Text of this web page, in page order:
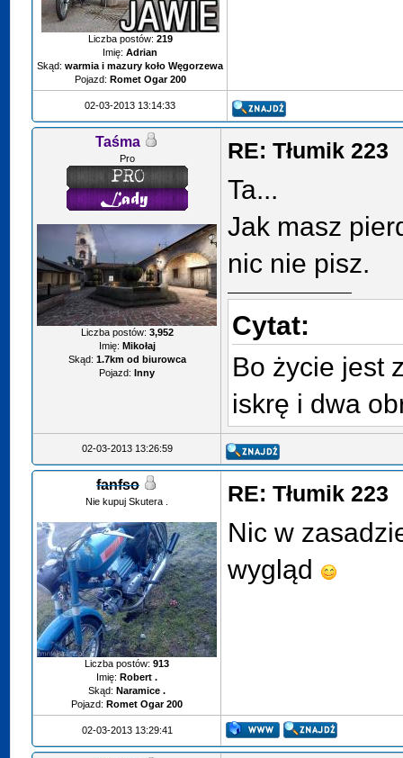
Liczba postów: 219
Imię: Adrian
Skąd: warmia i mazury koło Węgorzewa
Pojazd: Romet Ogar 200
02-03-2013 13:14:33
Taśma
Pro
Liczba postów: 3,952
Imię: Mikołaj
Skąd: 1.7km od biurowca
Pojazd: Inny
RE: Tłumik 223
Ta...
Jak masz
nic nie pisz.
Cytat:
Bo życie jest
iskrę i dwa
02-03-2013 13:26:59
fanfso
Nie kupuj Skutera .
Liczba postów:913
Imię: Robert .
Skąd: Naramice .
Pojazd: Romet Ogar 200
RE: Tłumik 223
Nic w
wygląd
02-03-2013 13:29:41